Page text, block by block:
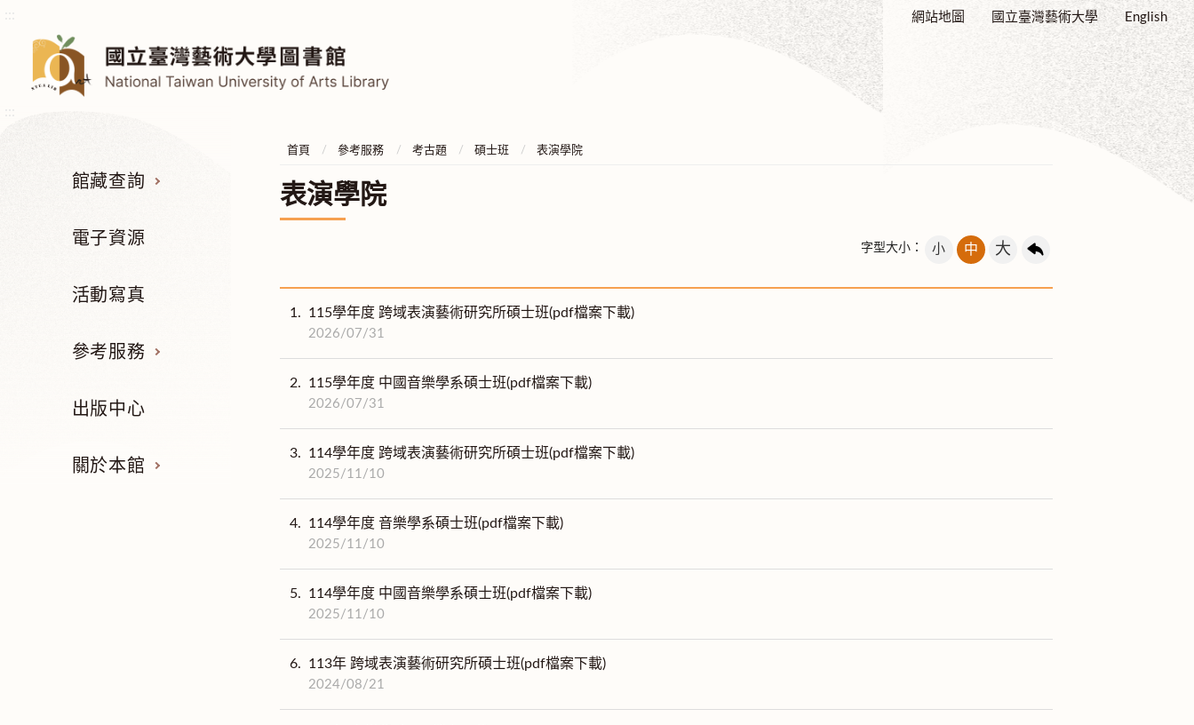
網站地圖 國立臺灣藝術大學 English
館藏查詢
電子資源
活動寫真
參考服務
出版中心
關於本館
首頁 參考服務 考古題 碩士班 表演學院
表演學院
字型大小： 小 中 大
1. 115學年度 跨域表演藝術研究所碩士班(pdf檔案下載)
2026/07/31
2. 115學年度 中國音樂學系碩士班(pdf檔案下載)
2026/07/31
3. 114學年度 跨域表演藝術研究所碩士班(pdf檔案下載)
2025/11/10
4. 114學年度 音樂學系碩士班(pdf檔案下載)
2025/11/10
5. 114學年度 中國音樂學系碩士班(pdf檔案下載)
2025/11/10
6. 113年 跨域表演藝術研究所碩士班(pdf檔案下載)
2024/08/21